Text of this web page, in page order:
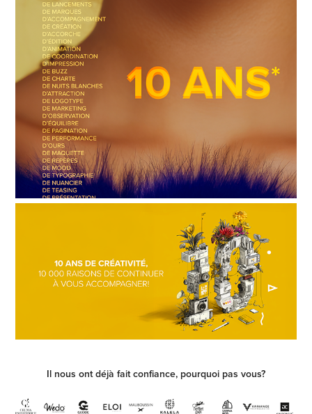
Il nous ont déjà fait confiance, pourquoi pas vous?